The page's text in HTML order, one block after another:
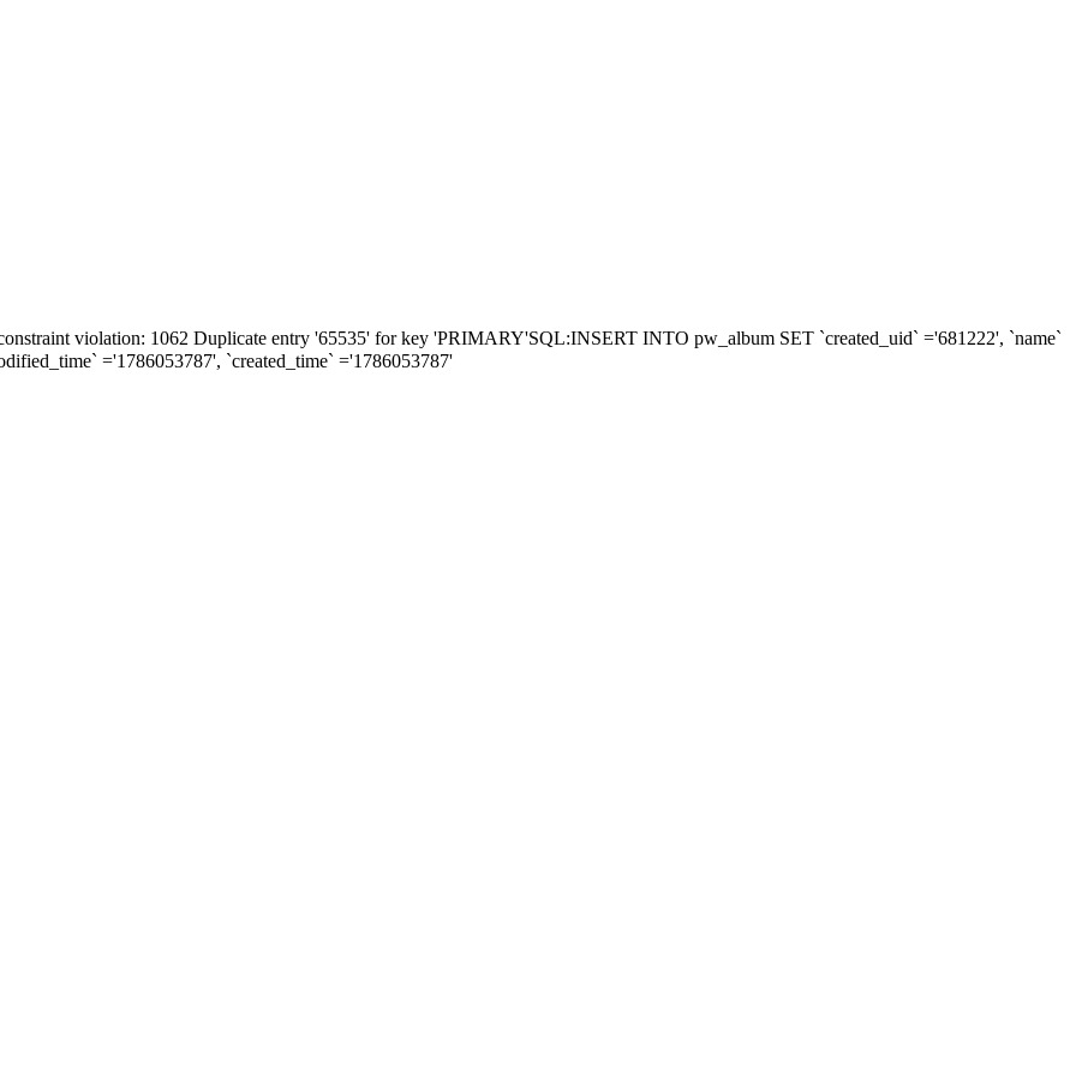
violation: 1062 Duplicate entry '65535' for key 'PRIMARY'SQL:INSERT INTO pw_album SET `created_uid` ='681222', `name`
='1786053787', `created_time` ='1786053787'